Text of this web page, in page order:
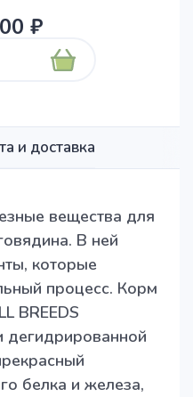
₽
и доставка
вещества для
В ней
которые
процесс. Корм
BREEDS
дегидрированной
белка и железа,